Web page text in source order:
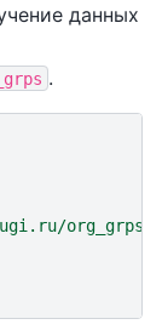
данных
.
org_grps"